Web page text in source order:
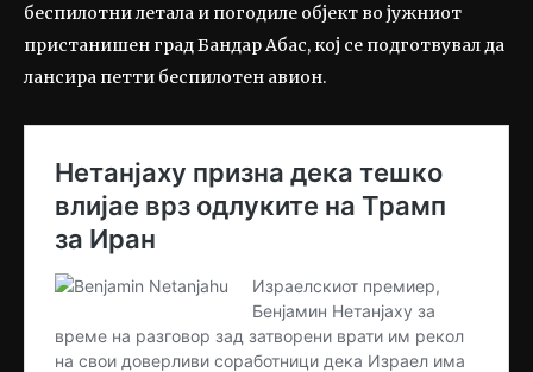
беспилотни летала и погодиле објект во јужниот
пристанишен град Бандар Абас, кој се подготвувал да
лансира петти беспилотен авион.